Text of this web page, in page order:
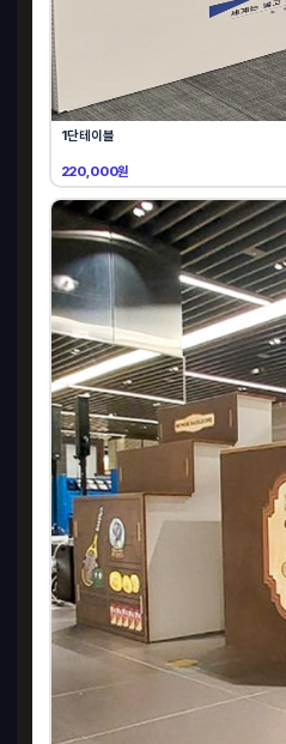
1단테이블
220,000원